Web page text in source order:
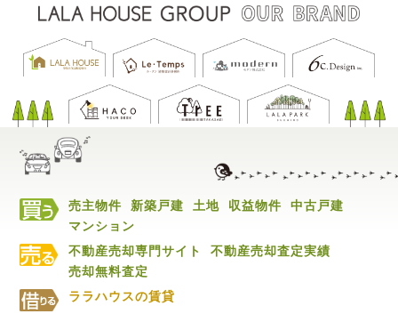
売主物件 新築戸建 土地 収益物件
中古戸建
マンション
不動産売却専門サイト
不動産売却査定実績
売却無料査定
ララハウスの賃貸